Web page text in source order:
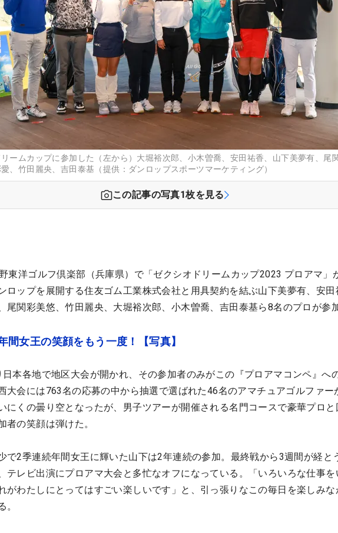
ームカップに参加した（左から）大堀裕次郎、小木曽喬、安田祐香、山下美夢有、尾
、竹田麗央、吉田泰基（提供：ダンロップスポーツマーケティング）
この記事の写真1枚を見る
東洋ゴルフ倶楽部（兵庫県）で「ゼクシオドリームカップ2023 プロアマ」
ロップを展開する住友ゴム工業株式会社と用具契約を結ぶ山下美夢有、安田
尾関彩美悠、竹田麗央、大堀裕次郎、小木曽喬、吉田泰基ら8名のプロが参
間女王の笑顔をもう一度！【写真】
日本各地で地区大会が開かれ、その参加者のみがこの『プロアマコンペ』へ
大会には763名の応募の中から抽選で選ばれた46名のアマチュアゴルファー
にくの曇り空となったが、男子ツアーが開催される名門コースで豪華プロと
者の笑顔は弾けた。
で2季連続年間女王に輝いた山下は2年連続の参加。最終戦から3週間が経と
テレビ出演にプロアマ大会と多忙なオフになっている。「いろいろな仕事を
がわたしにとってはすごい楽しいです」と、引っ張りなこの毎日を楽しみな
。